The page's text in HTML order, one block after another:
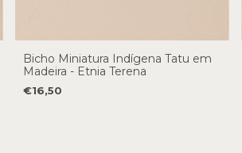
Bicho Miniatura Indígena Tatu em
Madeira - Etnia Terena
€16,50